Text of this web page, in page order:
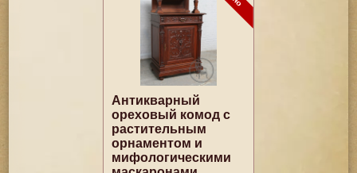
Антикварный
ореховый комод с
растительным
орнаментом и
мифологическими